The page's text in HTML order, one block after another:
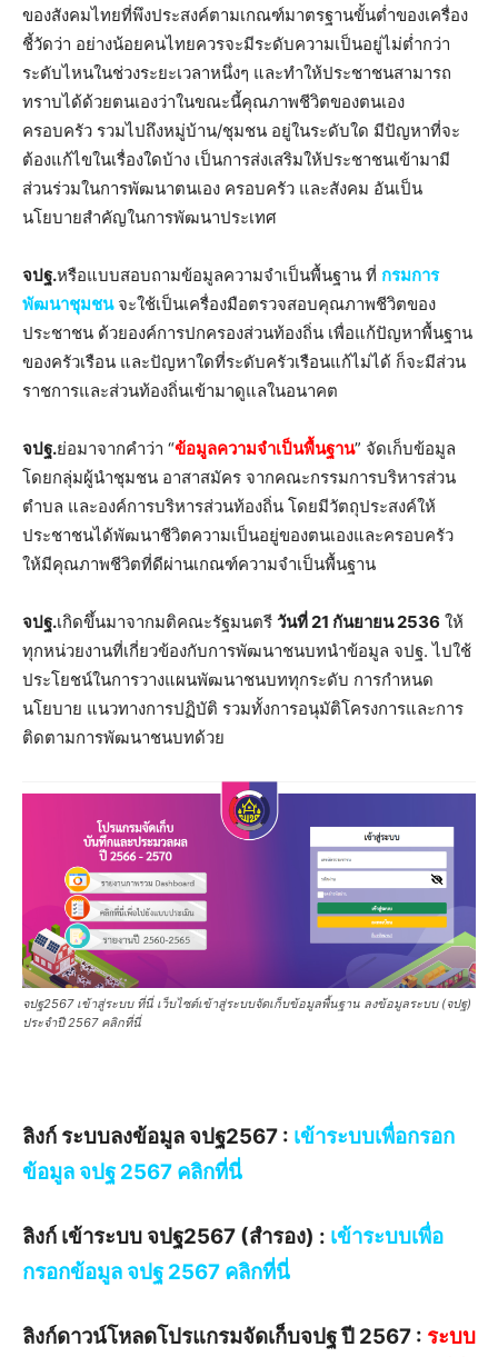
ของสังคมไทยที่พึงประสงค์ตามเกณฑ์มาตรฐานขั้นต่ำของเครื่อง
ชี้วัดว่า อย่างน้อยคนไทยควรจะมีระดับความเป็นอยู่ไม่ต่ำกว่า
ระดับไหนในช่วงระยะเวลาหนึ่งๆ และทำให้ประชาชนสามารถ
ทราบได้ด้วยตนเองว่าในขณะนี้คุณภาพชีวิตของตนเอง
ครอบครัว รวมไปถึงหมู่บ้าน/ชุมชน อยู่ในระดับใด มีปัญหาที่จะ
ต้องแก้ไขในเรื่องใดบ้าง เป็นการส่งเสริมให้ประชาชนเข้ามามี
ส่วนร่วมในการพัฒนาตนเอง ครอบครัว และสังคม อันเป็น
นโยบายสำคัญในการพัฒนาประเทศ
จปฐ.หรือแบบสอบถามข้อมูลความจำเป็นพื้นฐาน ที่ กรมการ
พัฒนาชุมชนจะใช้เป็นเครื่องมือตรวจสอบคุณภาพชีวิตของ
ประชาชน ด้วยองค์การปกครองส่วนท้องถิ่น เพื่อแก้ปัญหาพื้นฐาน
ของครัวเรือน และปัญหาใดที่ระดับครัวเรือนแก้ไม่ได้ ก็จะมีส่วน
ราชการและส่วนท้องถิ่นเข้ามาดูแลในอนาคต
จปฐ.ย่อมาจากคำว่า “ข้อมูลความจำเป็นพื้นฐาน” จัดเก็บข้อมูล
โดยกลุ่มผู้นำชุมชน อาสาสมัคร จากคณะกรรมการบริหารส่วน
ตำบล และองค์การบริหารส่วนท้องถิ่น โดยมีวัตถุประสงค์ให้
ประชาชนได้พัฒนาชีวิตความเป็นอยู่ของตนเองและครอบครัว
ให้มีคุณภาพชีวิตที่ดีผ่านเกณฑ์ความจำเป็นพื้นฐาน
จปฐ.เกิดขึ้นมาจากมติคณะรัฐมนตรี วันที่ 21 กันยายน 2536 ให้
ทุกหน่วยงานที่เกี่ยวข้องกับการพัฒนาชนบทนำข้อมูล จปฐ. ไปใช้
ประโยชน์ในการวางแผนพัฒนาชนบททุกระดับ การกำหนด
นโยบาย แนวทางการปฏิบัติ รวมทั้งการอนุมัติโครงการและการ
ติดตามการพัฒนาชนบทด้วย
จปฐ2567 เข้าสู่ระบบ ที่นี่ เว็บไซต์เข้าสู่ระบบจัดเก็บข้อมูลพื้นฐาน ลงข้อมูลระบบ (จปฐ)
ประจำปี 2567 คลิกที่นี่
ลิงก์ ระบบลงข้อมูล จปฐ2567 : เข้าระบบเพื่อกรอก
ข้อมูล จปฐ 2567 คลิกที่นี่
ลิงก์ เข้าระบบ จปฐ2567 (สำรอง) : เข้าระบบเพื่อ
กรอกข้อมูล จปฐ 2567 คลิกที่นี่
ลิงก์ดาวน์โหลดโปรแกรมจัดเก็บจปฐ ปี 2567 : ระบบ